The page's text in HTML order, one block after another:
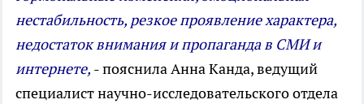
нестабильность, резкое проявление характера,
недостаток внимания и пропаганда в СМИ и
интернете, - пояснила Анна Канда, ведущий
специалист научно-исследовательского отдела